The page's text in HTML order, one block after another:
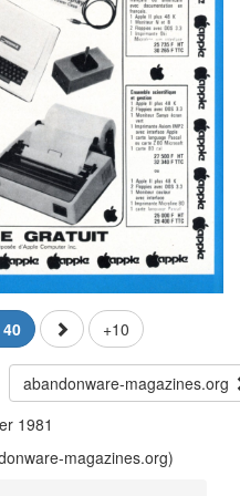
+10
abandonware-magazines.org
1981
magazines.org)